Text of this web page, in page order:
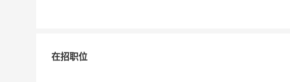
在招职位